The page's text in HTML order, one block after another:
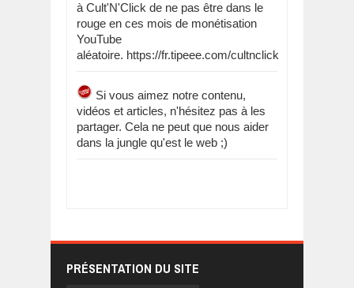
à Cult'N'Click de ne pas être dans le
rouge en ces mois de monétisation
YouTube
aléatoire. https://fr.tipeee.com/cultnclick
Si vous aimez notre contenu,
vidéos et articles, n'hésitez pas à les
partager. Cela ne peut que nous aider
dans la jungle qu'est le web ;)
PRÉSENTATION DU SITE